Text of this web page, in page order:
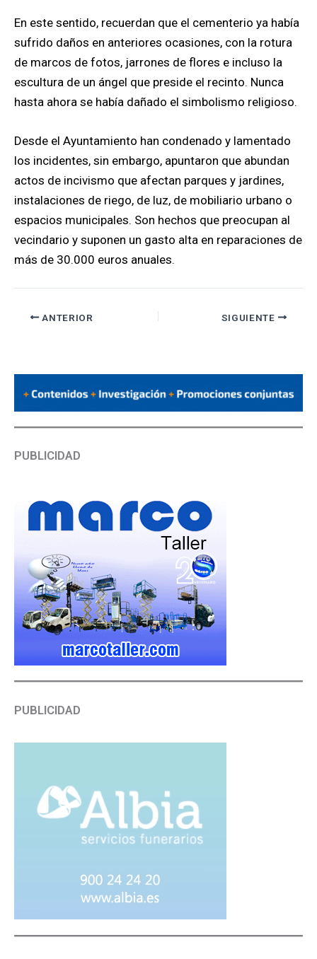
En este sentido, recuerdan que el cementerio ya había
sufrido daños en anteriores ocasiones, con la rotura
de marcos de fotos, jarrones de flores e incluso la
escultura de un ángel que preside el recinto. Nunca
hasta ahora se había dañado el simbolismo religioso.
Desde el Ayuntamiento han condenado y lamentado
los incidentes, sin embargo, apuntaron que abundan
actos de incivismo que afectan parques y jardines,
instalaciones de riego, de luz, de mobiliario urbano o
espacios municipales. Son hechos que preocupan al
vecindario y suponen un gasto alta en reparaciones de
más de 30.000 euros anuales.
ANTERIOR SIGUIENTE
PUBLICIDAD
PUBLICIDAD